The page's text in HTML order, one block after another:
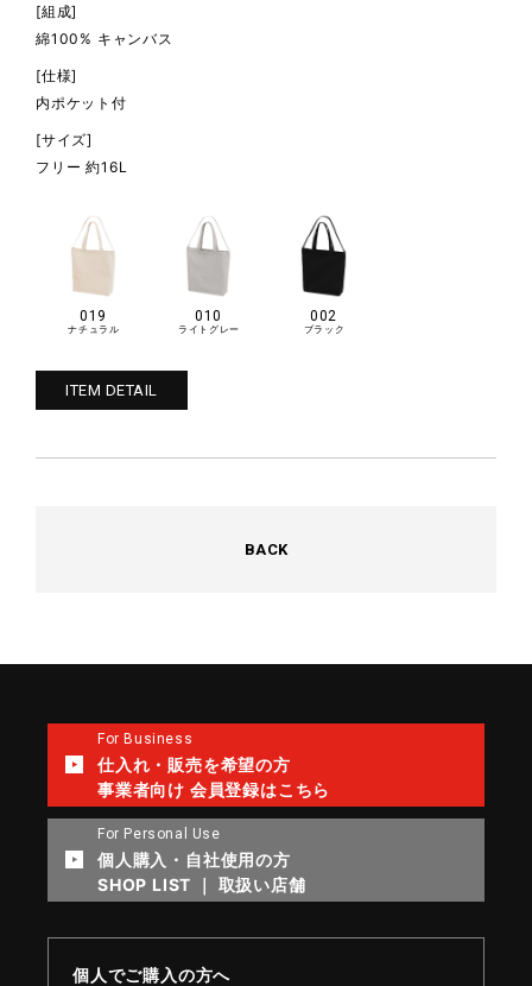
[組成]
綿100% キャンバス
[仕様]
内ポケット付
[サイズ]
フリー 約16L
019
ナチュラル
010
ライトグレー
002
ブラック
ITEM DETAIL
BACK
For Business
仕入れ・販売を希望の方
事業者向け 会員登録はこちら
For Personal Use
個人購入・自社使用の方
SHOP LIST ｜ 取扱い店舗
個人でご購入の方へ